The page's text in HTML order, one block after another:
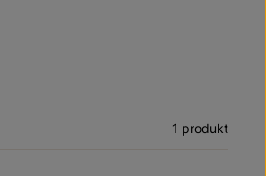
1 produkt